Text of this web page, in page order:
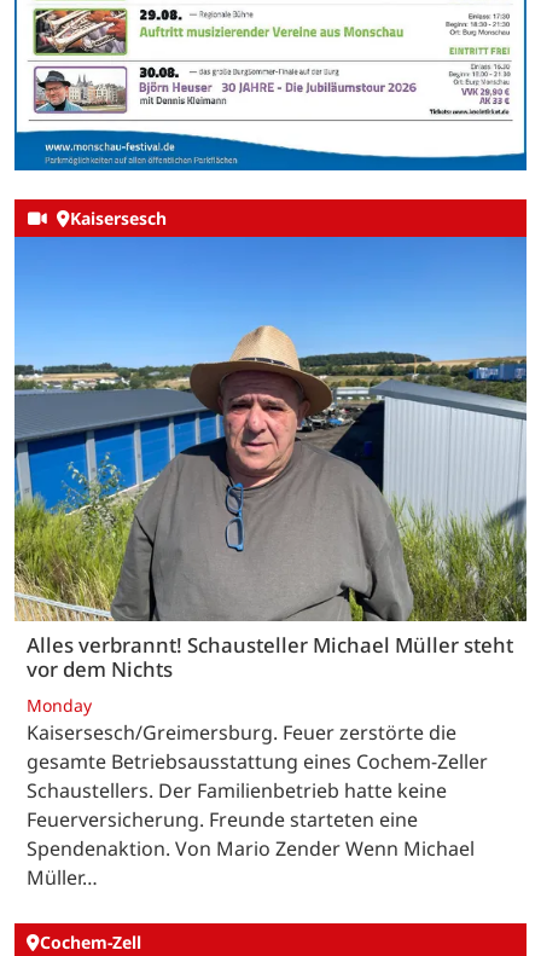
Kaisersesch
Alles verbrannt! Schausteller Michael Müller steht
vor dem Nichts
Monday
Kaisersesch/Greimersburg. Feuer zerstörte die
gesamte Betriebsausstattung eines Cochem-Zeller
Schaustellers. Der Familienbetrieb hatte keine
Feuerversicherung. Freunde starteten eine
Spendenaktion. Von Mario Zender Wenn Michael
Müller…
Cochem-Zell